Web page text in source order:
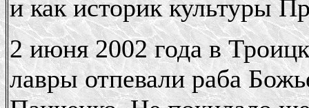
и как историк культуры
2 июня 2002 года в
лавры отпевали раба